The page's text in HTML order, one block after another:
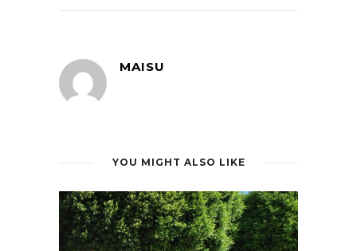
MAISU
YOU MIGHT ALSO LIKE